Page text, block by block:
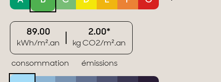
consommation
89.00
kWh/m².an
émissions
2.00*
kg CO2/m².an